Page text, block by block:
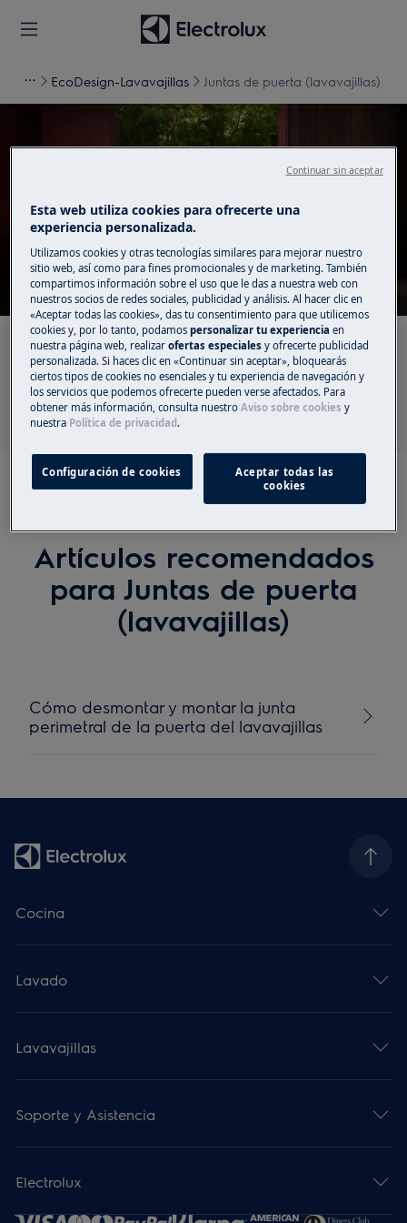
EcoDesign-Lavavajillas Juntas de puerta (lavavajillas)
Apoyo para Juntas de
puerta (lavavajillas)
Busca entre nuestros artículos de soporte
Artículos recomendados
para Juntas de puerta
(lavavajillas)
Cómo desmontar y montar la junta
perimetral de la puerta del lavavajillas
Cocina
Lavado
Lavavajillas
Soporte y Asistencia
Electrolux
Esta web utiliza cookies para ofrecerte una
experiencia personalizada.
Utilizamos cookies y otras tecnologías similares para mejorar nuestro
sitio web, así como para fines promocionales y de marketing. También
compartimos información sobre el uso que le das a nuestra web con
nuestros socios de redes sociales, publicidad y análisis. Al hacer clic en
«Aceptar todas las cookies», das tu consentimiento para que utilicemos
cookies y, por lo tanto, podamospersonalizar tu experienciaen
nuestra página web, realizarofertas especiales y ofrecerte publicidad
personalizada. Si haces clic en «Continuar sin aceptar», bloquearás
ciertos tipos de cookies no esenciales y tu experiencia de navegación y
los servicios que podemos ofrecerte pueden verse afectados. Para
obtener más información, consulta nuestroAviso sobre cookies y
nuestra Política de privacidad .
Configuración de cookies
Aceptar todas las
cookies
Continuar sin aceptar